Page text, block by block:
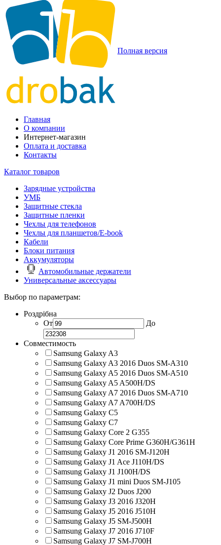
Полная версия
Главная
О компании
Интернет-магазин
Оплата и доставка
Контакты
Каталог товаров
Зарядные устройства
УМБ
Защитные стекла
Защитные пленки
Чехлы для телефонов
Чехлы для планшетов/E-book
Кабели
Блоки питания
Аккумуляторы
Автомобильные держатели
Универсальные аксессуары
Выбор по параметрам:
Роздрібна
От
До
Совместимость
Samsung Galaxy A3
Samsung Galaxy A3 2016 Duos SM-A310
Samsung Galaxy A5 2016 Duos SM-A510
Samsung Galaxy A5 A500H/DS
Samsung Galaxy A7 2016 Duos SM-A710
Samsung Galaxy A7 A700H/DS
Samsung Galaxy C5
Samsung Galaxy C7
Samsung Galaxy Core 2 G355
Samsung Galaxy Core Prime G360H/G361H
Samsung Galaxy J1 2016 SM-J120H
Samsung Galaxy J1 Ace J110H/DS
Samsung Galaxy J1 J100H/DS
Samsung Galaxy J1 mini Duos SM-J105
Samsung Galaxy J2 Duos J200
Samsung Galaxy J3 2016 J320H
Samsung Galaxy J5 2016 J510H
Samsung Galaxy J5 SM-J500H
Samsung Galaxy J7 2016 J710F
Samsung Galaxy J7 SM-J700H